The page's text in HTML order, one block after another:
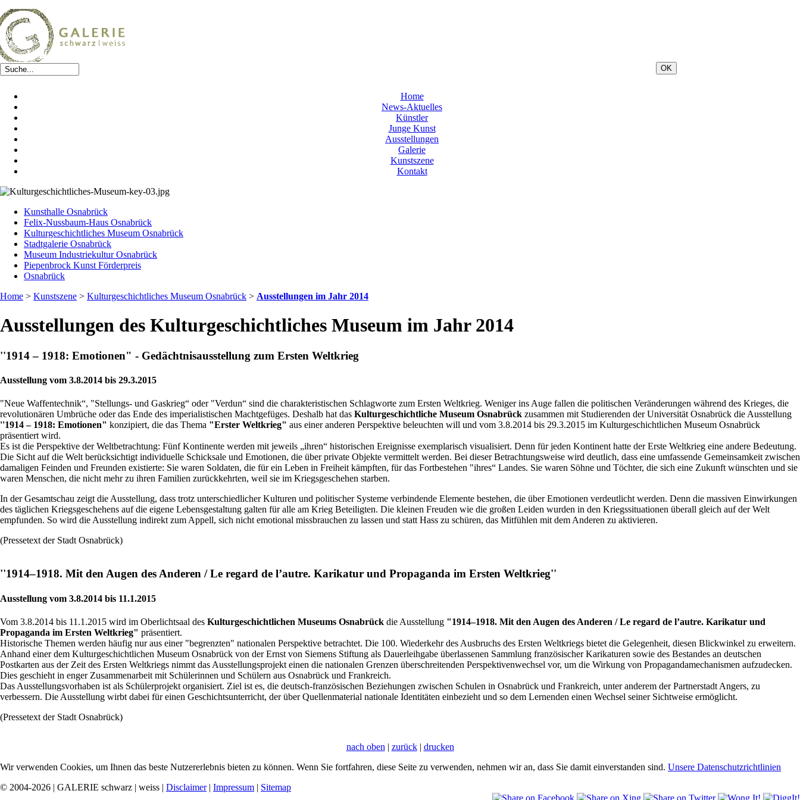
Home
News-Aktuelles
Künstler
Junge Kunst
Ausstellungen
Galerie
Kunstszene
Kontakt
Kunsthalle Osnabrück
Felix-Nussbaum-Haus Osnabrück
Kulturgeschichtliches Museum Osnabrück
Stadtgalerie Osnabrück
Museum Industriekultur Osnabrück
Piepenbrock Kunst Förderpreis
Osnabrück
Home > Kunstszene > Kulturgeschichtliches Museum Osnabrück > Ausstellungen im Jahr 2014
Ausstellungen des Kulturgeschichtliches Museum im Jahr 2014
''1914 – 1918: Emotionen" - Gedächtnisausstellung zum Ersten Weltkrieg
Ausstellung vom 3.8.2014 bis 29.3.2015
"Neue Waffentechnik“, "Stellungs- und Gaskrieg“ oder "Verdun“ sind die charakteristischen Schlagworte zum Ersten Weltkrieg. Weniger ins Auge fallen die politischen Veränderungen während des Krieges, die
revolutionären Umbrüche oder das Ende des imperialistischen Machtgefüges. Deshalb hat das Kulturgeschichtliche Museum Osnabrück zusammen mit Studierenden der Universität Osnabrück die Ausstellung
''1914 – 1918: Emotionen" konzipiert, die das Thema "Erster Weltkrieg" aus einer anderen Perspektive beleuchten will und vom 3.8.2014 bis 29.3.2015 im Kulturgeschichtlichen Museum Osnabrück
präsentiert wird.
Es ist die Perspektive der Weltbetrachtung: Fünf Kontinente werden mit jeweils „ihren“ historischen Ereignisse exemplarisch visualisiert. Denn für jeden Kontinent hatte der Erste Weltkrieg eine andere Bedeutung.
Die Sicht auf die Welt berücksichtigt individuelle Schicksale und Emotionen, die über private Objekte vermittelt werden. Bei dieser Betrachtungsweise wird deutlich, dass eine umfassende Gemeinsamkeit zwischen
damaligen Feinden und Freunden existierte: Sie waren Soldaten, die für ein Leben in Freiheit kämpften, für das Fortbestehen "ihres“ Landes. Sie waren Söhne und Töchter, die sich eine Zukunft wünschten und sie
waren Menschen, die nicht mehr zu ihren Familien zurückkehrten, weil sie im Kriegsgeschehen starben.
In der Gesamtschau zeigt die Ausstellung, dass trotz unterschiedlicher Kulturen und politischer Systeme verbindende Elemente bestehen, die über Emotionen verdeutlicht werden. Denn die massiven Einwirkungen
des täglichen Kriegsgeschehens auf die eigene Lebensgestaltung galten für alle am Krieg Beteiligten. Die kleinen Freuden wie die großen Leiden wurden in den Kriegssituationen überall gleich auf der Welt
empfunden. So wird die Ausstellung indirekt zum Appell, sich nicht emotional missbrauchen zu lassen und statt Hass zu schüren, das Mitfühlen mit dem Anderen zu aktivieren.
(Pressetext der Stadt Osnabrück)
''1914–1918. Mit den Augen des Anderen / Le regard de l’autre. Karikatur und Propaganda im Ersten Weltkrieg''
Ausstellung vom 3.8.2014 bis 11.1.2015
Vom 3.8.2014 bis 11.1.2015 wird im Oberlichtsaal des Kulturgeschichtlichen Museums Osnabrück die Ausstellung "1914–1918. Mit den Augen des Anderen / Le regard de l’autre. Karikatur und
Propaganda im Ersten Weltkrieg" präsentiert.
Historische Themen werden häufig nur aus einer "begrenzten" nationalen Perspektive betrachtet. Die 100. Wiederkehr des Ausbruchs des Ersten Weltkriegs bietet die Gelegenheit, diesen Blickwinkel zu erweitern.
Anhand einer dem Kulturgeschichtlichen Museum Osnabrück von der Ernst von Siemens Stiftung als Dauerleihgabe überlassenen Sammlung französischer Karikaturen sowie des Bestandes an deutschen
Postkarten aus der Zeit des Ersten Weltkriegs nimmt das Ausstellungsprojekt einen die nationalen Grenzen überschreitenden Perspektivenwechsel vor, um die Wirkung von Propagandamechanismen aufzudecken.
Dies geschieht in enger Zusammenarbeit mit Schülerinnen und Schülern aus Osnabrück und Frankreich.
Das Ausstellungsvorhaben ist als Schülerprojekt organisiert. Ziel ist es, die deutsch-französischen Beziehungen zwischen Schulen in Osnabrück und Frankreich, unter anderem der Partnerstadt Angers, zu
verbessern. Die Ausstellung wirbt dabei für einen Geschichtsunterricht, der über Quellenmaterial nationale Identitäten einbezieht und so dem Lernenden einen Wechsel seiner Sichtweise ermöglicht.
(Pressetext der Stadt Osnabrück)
nach oben | zurück| drucken
Wir verwenden Cookies, um Ihnen das beste Nutzererlebnis bieten zu können. Wenn Sie fortfahren, diese Seite zu verwenden, nehmen wir an, dass Sie damit einverstanden sind. Unsere Datenschutzrichtlinien
© 2004-2026 | GALERIE schwarz | weiss | Disclaimer| Impressum | Sitemap